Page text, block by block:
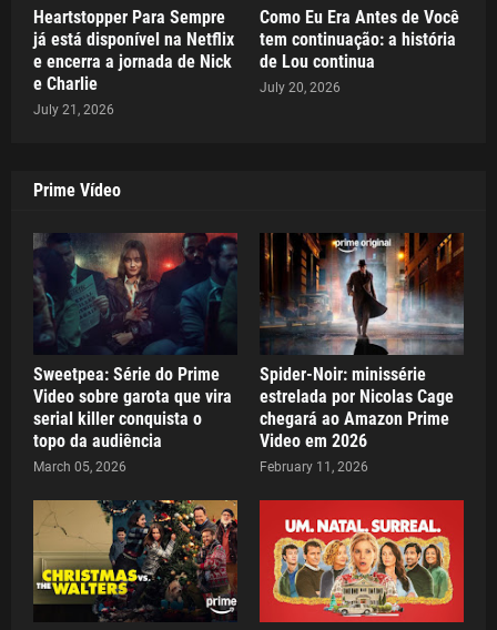
Heartstopper Para Sempre
já está disponível na Netflix
e encerra a jornada de Nick
e Charlie
July 21, 2026
Como Eu Era Antes de Você
tem continuação: a história
de Lou continua
July 20, 2026
Prime Vídeo
Sweetpea: Série do Prime
Video sobre garota que vira
serial killer conquista o
topo da audiência
March 05, 2026
Spider-Noir: minissérie
estrelada por Nicolas Cage
chegará ao Amazon Prime
Video em 2026
February 11, 2026